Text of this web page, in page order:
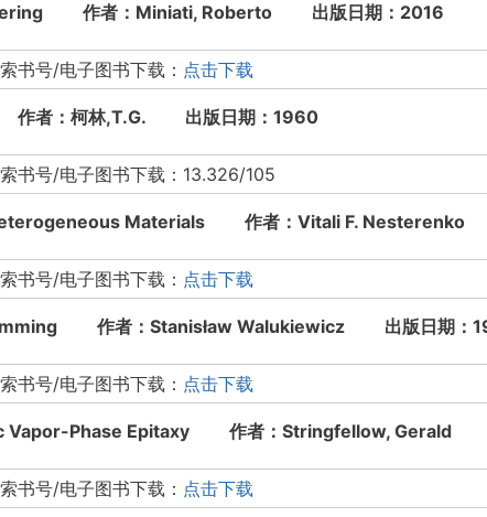
作者：Miniati, Roberto 出版日期：2016
号/电子图书下载： 点击下载
作者：柯林,T.G. 出版日期：1960
号/电子图书下载：13.326/105
Materials 作者：Vitali F. Nesterenko
号/电子图书下载： 点击下载
作者：Stanisław Walukiewicz 出版日期：
号/电子图书下载： 点击下载
Vapor-Phase Epitaxy 作者：Stringfellow, Gerald
号/电子图书下载： 点击下载